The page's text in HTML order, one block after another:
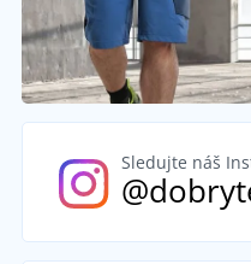
Sledujte náš